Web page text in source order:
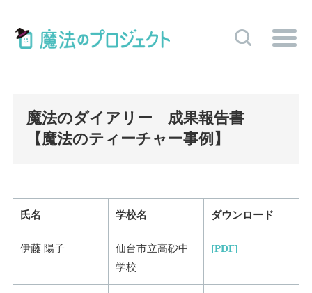
魔法のダイアリー 成果報告書
【魔法のティーチャー事例】
氏名 学校名 ダウンロード
伊藤 陽子
仙台市立高砂中
学校
[PDF]